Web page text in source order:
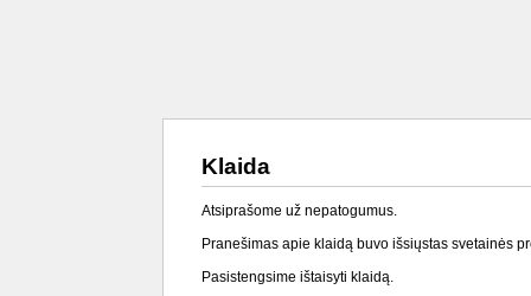
Klaida
Atsiprašome už nepatogumus.
Pranešimas apie klaidą buvo išsiųstas svetainės
Pasistengsime ištaisyti klaidą.